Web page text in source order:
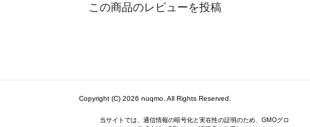
この商品のレビューを投稿
Copyright (C) 2026 nuqmo. All Rights Reserved.
当サイトでは、通信情報の暗号化と実在性の証明のため、GMOグロ